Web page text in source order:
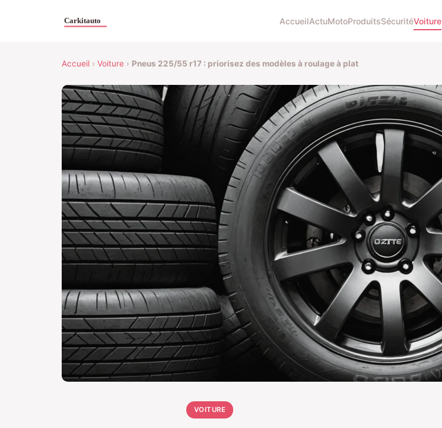
AccueilActuMotoProduitsSécuritéVoiture
Accueil › Voiture › Pneus 225/55 r17 : priorisez des modèles à roulage à plat
VOITURE